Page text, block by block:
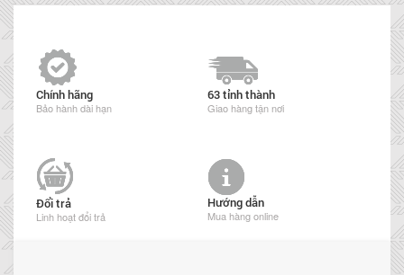
Chính hãng
Bảo hành dài hạn
63 tỉnh thành
Giao hàng tận nơi
Đổi trả
Linh hoạt đổi trả
Hướng dẫn
Mua hàng online